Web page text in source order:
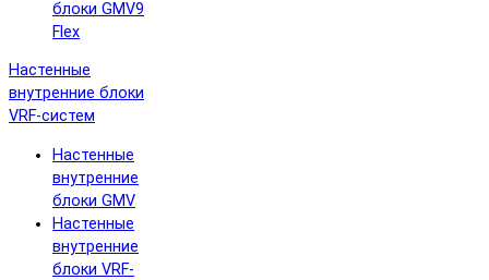
блоки GMV9
Flex
Настенные
внутренние блоки
VRF-систем
Настенные
внутренние
блоки GMV
Настенные
внутренние
блоки VRF-